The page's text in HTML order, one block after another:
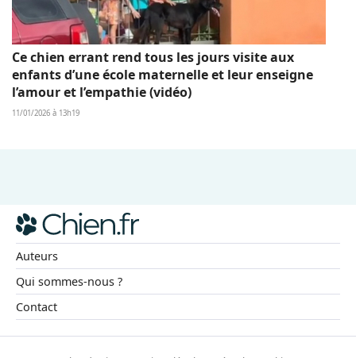
Ce chien errant rend tous les jours visite aux
enfants d’une école maternelle et leur enseigne
l’amour et l’empathie (vidéo)
11/01/2026 à 13h19
Auteurs
Qui sommes-nous ?
Contact